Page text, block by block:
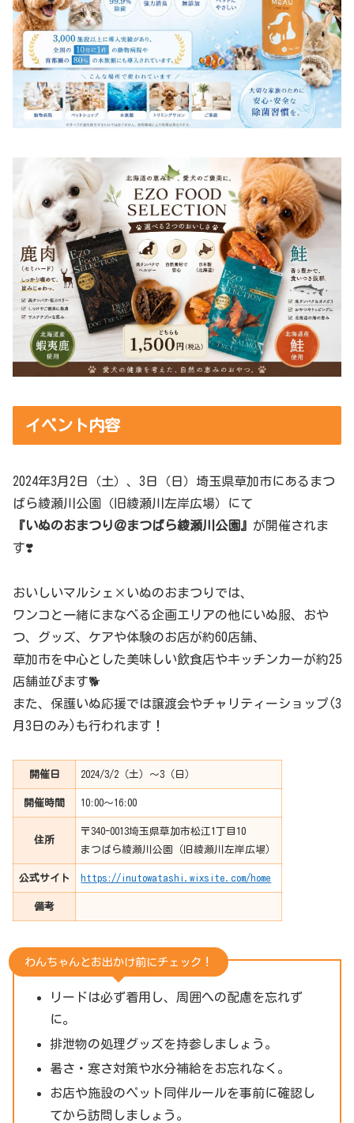
イベント内容
2024年3月2日（土）、3日（日）埼玉県草加市にあるまつ
ばら綾瀬川公園（旧綾瀬川左岸広場）にて
『いぬのおまつり＠まつばら綾瀬川公園』 が開催されま
す❣️
おいしいマルシェ×いぬのおまつりでは、
ワンコと一緒にまなべる企画エリアの他にいぬ服、おや
つ、グッズ、ケアや体験のお店が約60店舗、
草加市を中心とした美味しい飲食店やキッチンカーが約25
店舗並びます🐕
また、保護いぬ応援では譲渡会やチャリティーショップ(3
月3日のみ)も行われます！
開催日 2024/3/2（土）〜3（日）
開催時間 10:00〜16:00
住所
〒340-0013埼玉県草加市松江1丁目10
まつばら綾瀬川公園（旧綾瀬川左岸広場）
公式サイト https://inutowatashi.wixsite.com/home
備考
わんちゃんとお出かけ前にチェック！
リードは必ず着用し、周囲への配慮を忘れず
に。
排泄物の処理グッズを持参しましょう。
暑さ・寒さ対策や水分補給をお忘れなく。
お店や施設のペット同伴ルールを事前に確認し
てから訪問しましょう。